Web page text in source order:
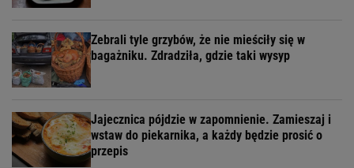
Zebrali tyle grzybów, że nie mieściły się w
bagażniku. Zdradziła, gdzie taki wysyp
Jajecznica pójdzie w zapomnienie. Zamieszaj i
wstaw do piekarnika, a każdy będzie prosić o
przepis